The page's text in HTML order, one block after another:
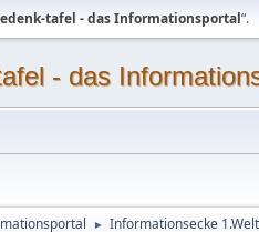
tafel - das Informationsportal“.
- das
► Informationsecke